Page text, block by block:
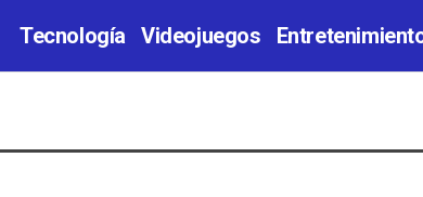
Tecnología Videojuegos